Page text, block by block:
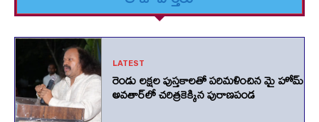
LATEST
రెండు లక్షల పుస్తకాలతో పరిమళించిన మై హోమ్
అవతార్‌లో చరిత్రకెక్కిన పురాణపండ